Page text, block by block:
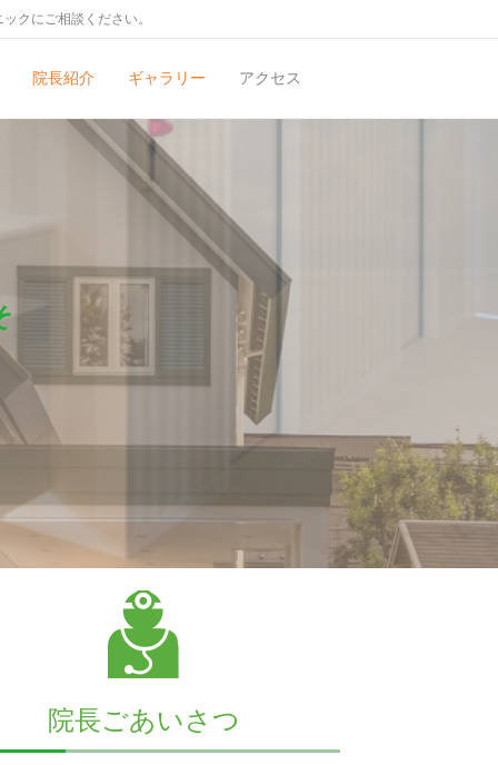
クにご相談ください。
院長紹介 ギャラリー アクセス
院長ごあいさつ